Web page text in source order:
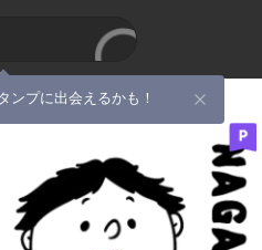
ンプに出会えるかも！